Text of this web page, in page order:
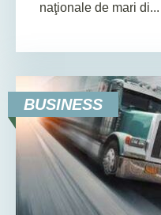
naţionale de mari di...
BUSINESS